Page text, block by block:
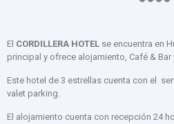
El CORDILLERA HOTEL se encuentra en
principal y ofrece alojamiento, Café &
Este hotel de 3 estrellas cuenta con el
valet parking.
El alojamiento cuenta con recepción 24